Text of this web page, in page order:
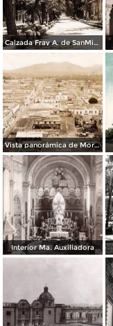
Calzada Fray A. de SanMiguel
Vista panorámica de Morelia
Interior Ma. Auxiliadora